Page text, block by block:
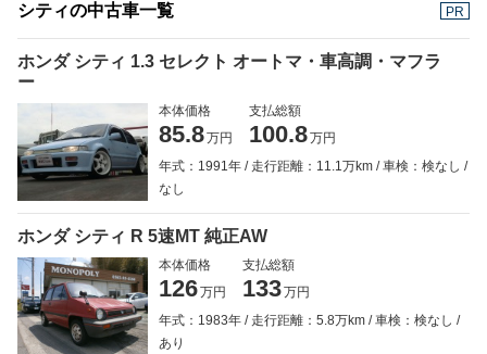
シティの中古車一覧 PR
ホンダ シティ 1.3 セレクト オートマ・車高調・マフラ
ー
本体価格
85.8万円
支払総額
100.8万円
年式：1991年
走行距離：11.1万km
車検：検なし
なし
ホンダ シティ R 5速MT 純正AW
本体価格
126万円
支払総額
133万円
年式：1983年
走行距離：5.8万km
車検：検なし
あり